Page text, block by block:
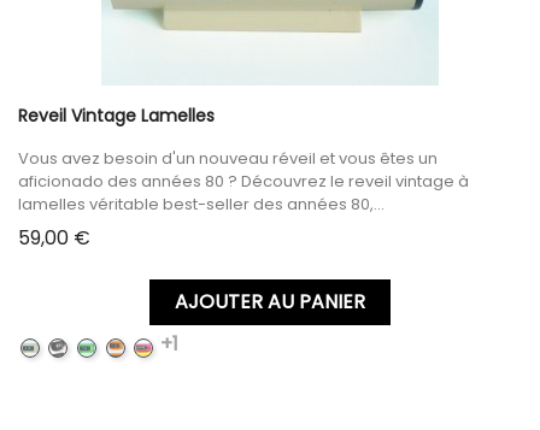
Reveil Vintage Lamelles
Vous avez besoin d'un nouveau réveil et vous êtes un
aficionado des années 80 ? Découvrez le reveil vintage à
lamelles véritable best-seller des années 80,...
Prix
59,00 €
AJOUTER AU PANIER
APRICOT
BLACKGREENORANGE
PINK
+1